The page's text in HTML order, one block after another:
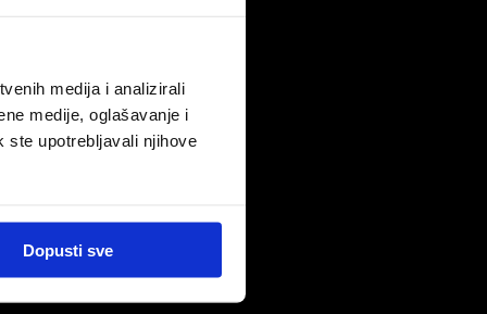
medija i analizirali
medije, oglašavanje i
ste upotrebljavali njihove
Dopusti sve